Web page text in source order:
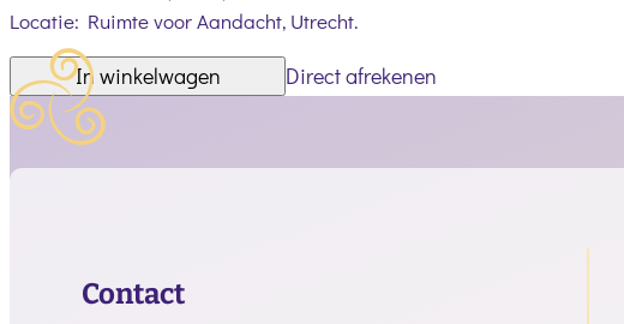
Locatie: Ruimte voor Aandacht, Utrecht.
In winkelwagen Direct afrekenen
Contact